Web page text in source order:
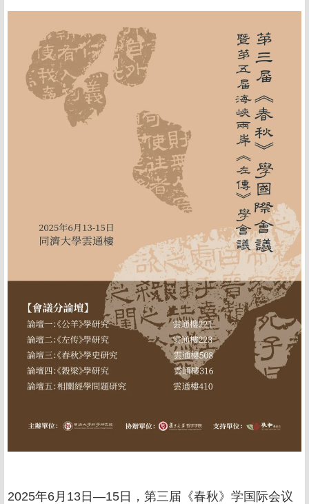
2025年6月13日—15日，第三届《春秋》学国际会议